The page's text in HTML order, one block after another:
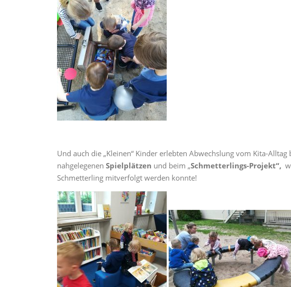
Und auch die „Kleinen“ Kinder erlebten Abwechslung vom Kita-Alltag
nahgelegenen Spielplätzen und beim „Schmetterlings-Projekt“,
Schmetterling mitverfolgt werden konnte!